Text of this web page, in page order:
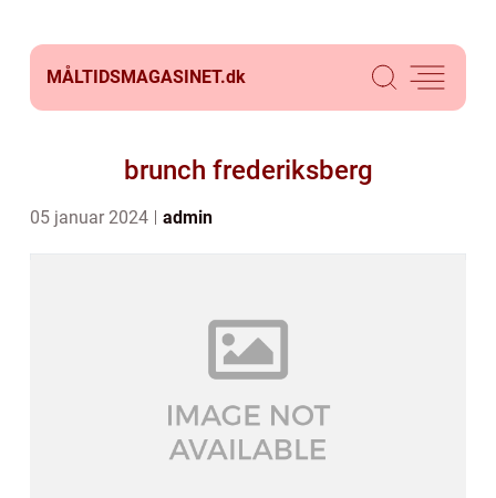
MÅLTIDSMAGASINET.dk
brunch frederiksberg
05 januar 2024 admin